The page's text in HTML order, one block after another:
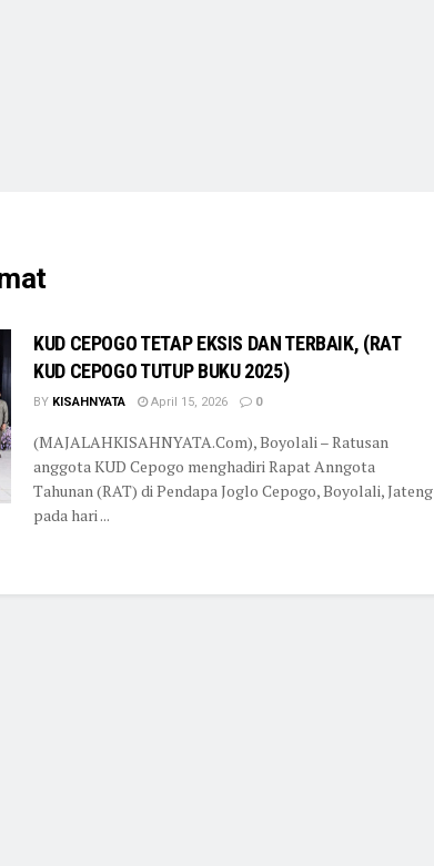
KUD CEPOGO TETAP EKSIS DAN TERBAIK, (RAT
KUD CEPOGO TUTUP BUKU 2025)
BY KISAHNYATA April 15, 2026 0
(MAJALAHKISAHNYATA.Com), Boyolali – Ratusan
anggota KUD Cepogo menghadiri Rapat Anngota
Tahunan (RAT) di Pendapa Joglo Cepogo, Boyolali, Jateng
pada hari ...